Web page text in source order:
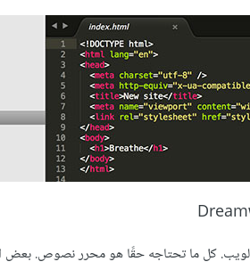
كل ما تحتاجه حقًا هو محرر نصوص. بعض